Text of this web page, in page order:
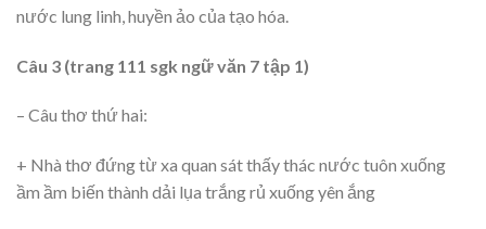
nước lung linh, huyền ảo của tạo hóa.
Câu 3 (trang 111 sgk ngữ văn 7 tập 1)
– Câu thơ thứ hai:
+ Nhà thơ đứng từ xa quan sát thấy thác nước tuôn xuống
ầm ầm biến thành dải lụa trắng rủ xuống yên ắng